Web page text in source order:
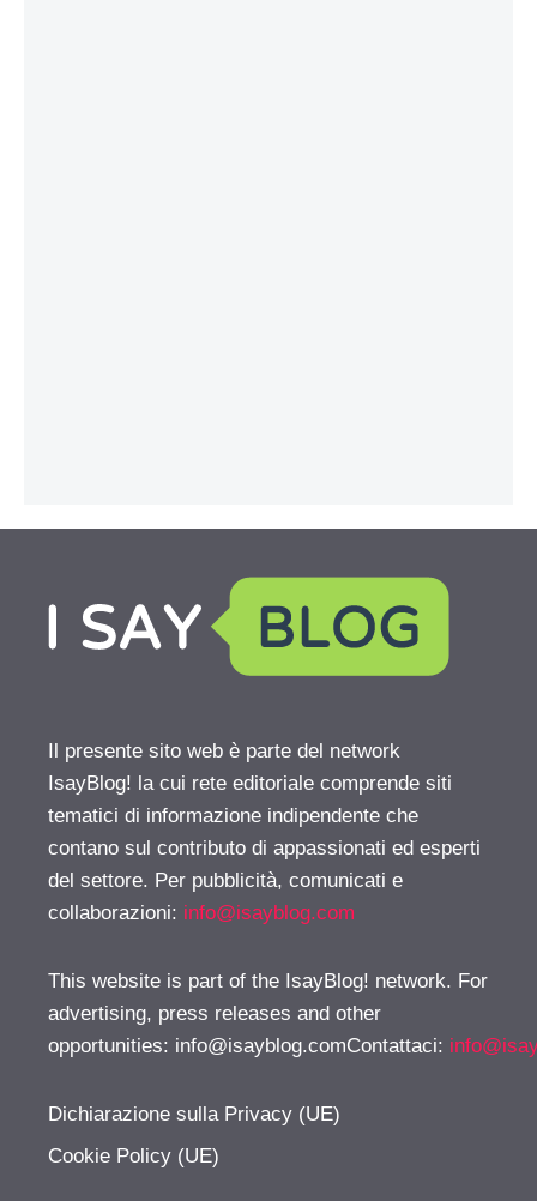
Il presente sito web è parte del network
IsayBlog! la cui rete editoriale comprende siti
tematici di informazione indipendente che
contano sul contributo di appassionati ed esperti
del settore. Per pubblicità, comunicati e
collaborazioni: info@isayblog.com
This website is part of the IsayBlog! network. For
advertising, press releases and other
opportunities: info@isayblog.comContattaci:
Dichiarazione sulla Privacy (UE)
Cookie Policy (UE)